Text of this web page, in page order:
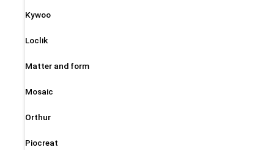
Kywoo
Loclik
Matter and form
Mosaic
Orthur
Piocreat